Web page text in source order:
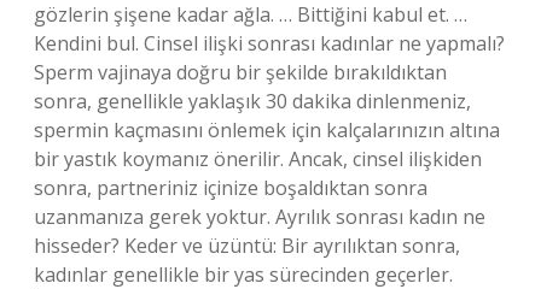
gözlerin şişene kadar ağla. … Bittiğini kabul et. …
Kendini bul. Cinsel ilişki sonrası kadınlar ne yapmalı?
Sperm vajinaya doğru bir şekilde bırakıldıktan
sonra, genellikle yaklaşık 30 dakika dinlenmeniz,
spermin kaçmasını önlemek için kalçalarınızın altına
bir yastık koymanız önerilir. Ancak, cinsel ilişkiden
sonra, partneriniz içinize boşaldıktan sonra
uzanmanıza gerek yoktur. Ayrılık sonrası kadın ne
hisseder? Keder ve üzüntü: Bir ayrılıktan sonra,
kadınlar genellikle bir yas sürecinden geçerler.